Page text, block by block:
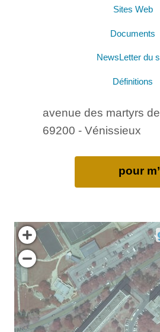
Sites Web
Documents
NewsLetter du
Définitions
avenue des martyrs
69200 - Vénissieux
pour